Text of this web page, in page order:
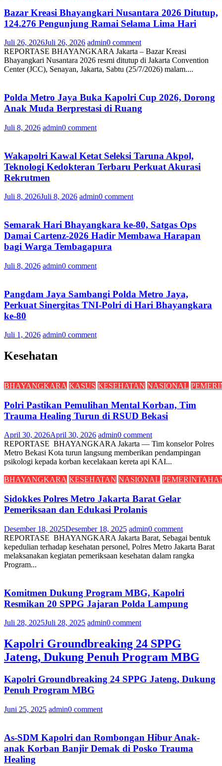
Bazar Kreasi Bhayangkari Nusantara 2026 Ditutup,
124.276 Pengunjung Ramai Selama Lima Hari
Juli 26, 2026Juli 26, 2026 admin0 comment
REPORTASE BHAYANGKARA Jakarta – Bazar Kreasi
Bhayangkari Nusantara 2026 resmi ditutup di Jakarta Convention
Center (JCC), Senayan, Jakarta, Sabtu (25/7/2026) malam....
Polda Metro Jaya Buka Kapolri Cup 2026, Dorong
Anak Muda Berprestasi di Ruang
Juli 8, 2026 admin0 comment
Wakapolri Kawal Ketat Seleksi Taruna Akpol,
Teknologi Kedokteran Terbaru Perkuat Akurasi
Rekrutmen
Juli 8, 2026Juli 8, 2026 admin0 comment
Semarak Hari Bhayangkara ke-80, Satgas Ops
Damai Cartenz-2026 Hadir Membawa Harapan
bagi Warga Tembagapura
Juli 8, 2026 admin0 comment
Pangdam Jaya Sambangi Polda Metro Jaya,
Perkuat Sinergitas TNI-Polri di Hari Bhayangkara
ke-80
Juli 1, 2026 admin0 comment
Kesehatan
BHAYANGKARA KASUS KESEHATAN NASIONAL
Polri Pastikan Pemulihan Mental Korban, Tim
Trauma Healing Turun di RSUD Bekasi
April 30, 2026April 30, 2026 admin0 comment
REPORTASE BHAYANGKARA Jakarta — Tim konselor Polres
Metro Bekasi Kota turun langsung memberikan pendampingan
psikologi kepada korban kecelakaan kereta api KAI...
BHAYANGKARA KESEHATAN NASIONAL
Sidokkes Polres Metro Jakarta Barat Gelar
Pemeriksaan dan Edukasi Prolanis
Desember 18, 2025Desember 18, 2025 admin0 comment
REPORTASE BHAYANGKARA Jakarta Barat, Sebagai bentuk
kepedulian terhadap kesehatan personel, Polres Metro Jakarta Barat
melaksanakan kegiatan pemeriksaan kesehatan dalam rangka
Program...
Komitmen Dukung Program MBG, Kapolri
Resmikan 20 SPPG Jajaran Polda Lampung
Juli 28, 2025Juli 28, 2025 admin0 comment
Kapolri Groundbreaking 24 SPPG
Jateng, Dukung Penuh Program MBG
Kapolri Groundbreaking 24 SPPG Jateng, Dukung
Penuh Program MBG
Juni 25, 2025 admin0 comment
As-SDM Kapolri dan Rombongan Hibur Anak-
anak Korban Banjir Demak di Posko Trauma
Healing